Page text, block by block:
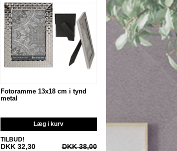
Fotoramme 13x18 cm i tynd
metal
Læg i kurv
TILBUD!
DKK 32,30 DKK 38,00